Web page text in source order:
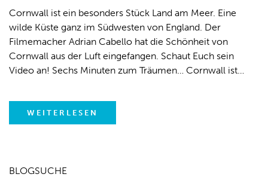
Cornwall ist ein besonders Stück Land am Meer. Eine
wilde Küste ganz im Südwesten von England. Der
Filmemacher Adrian Cabello hat die Schönheit von
Cornwall aus der Luft eingefangen. Schaut Euch sein
Video an! Sechs Minuten zum Träumen… Cornwall ist…
WEITERLESEN
BLOGSUCHE